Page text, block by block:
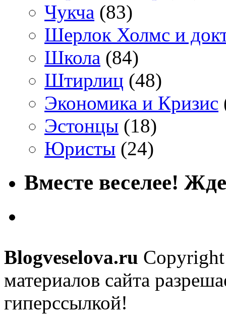
Чукча (83)
Шерлок Холмс и
Школа (84)
Штирлиц (48)
Экономика и Кризис
Эстонцы (18)
Юристы (24)
Вместе веселее!
Blogveselova.ru
материалов сайта
гиперссылкой!